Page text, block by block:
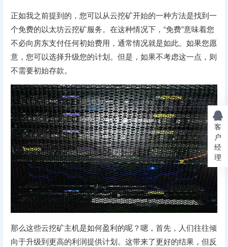
正如我之前提到的，您可以从云挖矿开始的一种方法是找到一
个免费的以太坊云挖矿服务。在这种情况下，“免费”意味着您
不必向房东支付任何初始费用，通常情况就是如此。如果您愿
意，您可以选择升级您的计划。但是，如果不考虑这一点，则
不需要初始存款。
那么这些云挖矿主机是如何盈利的呢？嗯，首先，人们往往倾
向于升级到更高的利润提供计划。这带来了更好的结果，但反
客
户
经
理